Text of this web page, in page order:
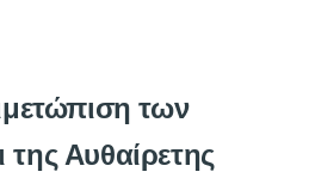
των
Αυθαίρετης